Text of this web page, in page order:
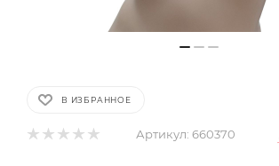
В ИЗБРАННОЕ
Артикул: 660370